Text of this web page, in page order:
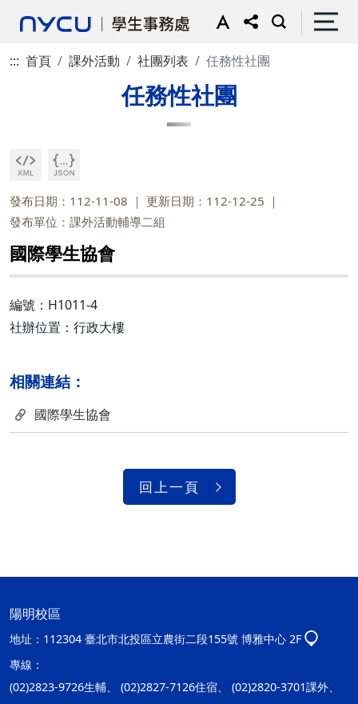
::: 首頁 課外活動 社團列表 任務性社團
任務性社團
發布日期：112-11-08
更新日期：112-12-25
發布單位：課外活動輔導二組
國際學生協會
編號：H1011-4
社辦位置：行政大樓
相關連結：
國際學生協會
回上一頁
陽明校區
地址： 112304 臺北市北投區立農街二段155號 博雅中心 2F
專線：
(02)2823-9726生輔、 (02)2827-7126住宿、 (02)2820-3701課外、